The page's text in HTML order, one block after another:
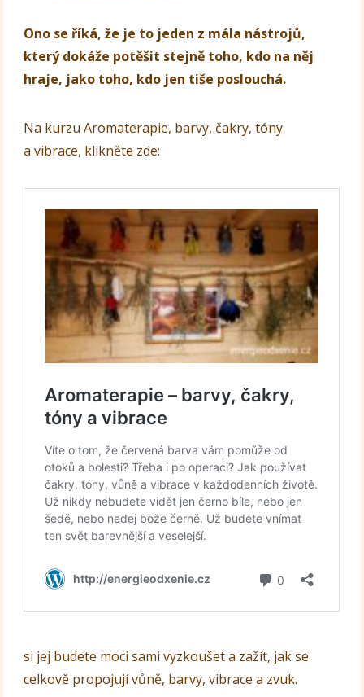
Ono se říká, že je to jeden z mála nástrojů,
který dokáže potěšit stejně toho, kdo na něj
hraje, jako toho, kdo jen tiše poslouchá.
Na kurzu Aromaterapie, barvy, čakry, tóny
a vibrace, klikněte zde:
si jej budete moci sami vyzkoušet a zažít, jak se
celkově propojují vůně, barvy, vibrace a zvuk.